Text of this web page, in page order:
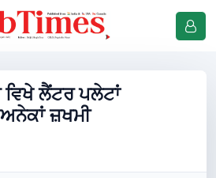
ਲੈਂਟਰ ਪਲੇਟਾਂ
ਜ਼ਖਮੀ